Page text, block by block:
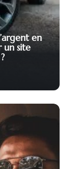
en
un site